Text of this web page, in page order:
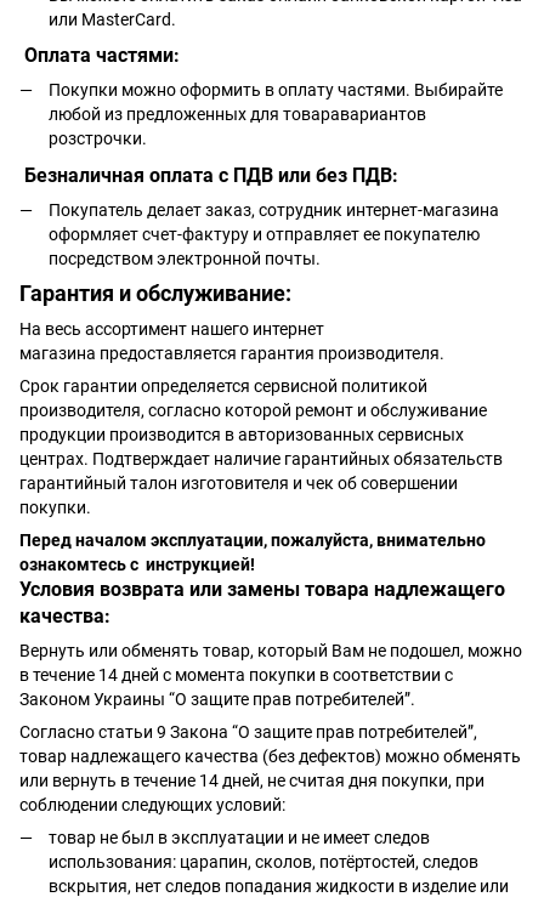
или MasterCard.
Оплата частями:
Покупки можно оформить в оплату частями. Выбирайте
любой из предложенных для товаравариантов
розстрочки.
Безналичная оплата с ПДВ или без ПДВ:
Покупатель делает заказ, сотрудник интернет-магазина
оформляет счет-фактуру и отправляет ее покупателю
посредством электронной почты.
Гарантия и обслуживание:
На весь ассортимент нашего интернет
магазина предоставляется гарантия производителя.
Срок гарантии определяется сервисной политикой
производителя, согласно которой ремонт и обслуживание
продукции производится в авторизованных сервисных
центрах. Подтверждает наличие гарантийных обязательств
гарантийный талон изготовителя и чек об совершении
покупки.
Перед началом эксплуатации, пожалуйста, внимательно
ознакомтесь с инструкцией!
Условия возврата или замены товара надлежащего
качества:
Вернуть или обменять товар, который Вам не подошел, можно
в течение 14 дней с момента покупки в соответствии с
Законом Украины “О защите прав потребителей”.
Согласно статьи 9 Закона “О защите прав потребителей”,
товар надлежащего качества (без дефектов) можно обменять
или вернуть в течение 14 дней, не считая дня покупки, при
соблюдении следующих условий:
товар не был в эксплуатации и не имеет следов
использования: царапин, сколов, потёртостей, следов
вскрытия, нет следов попадания жидкости в изделие или